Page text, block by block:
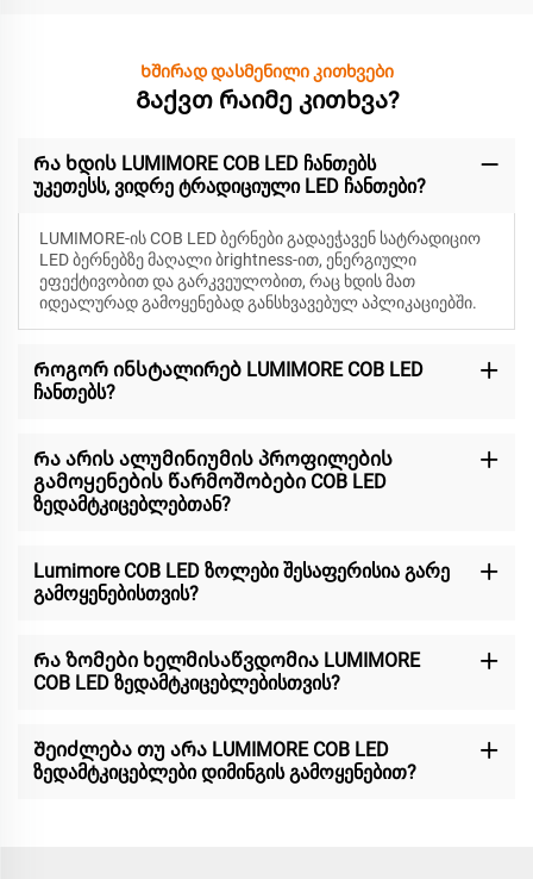
Ხშირად დასმენილი კითხვები
Გაქვთ რაიმე კითხვა?
Რა ხდის LUMIMORE COB LED ჩანთებს
უკეთესს, ვიდრე ტრადიციული LED ჩანთები?
LUMIMORE-ის COB LED ბერნები გადაეჭავენ სატრადიციო
LED ბერნებზე მაღალი ბrightness-ით, ენერგიული
ეფექტივობით და გარკვეულობით, რაც ხდის მათ
იდეალურად გამოყენებად განსხვავებულ აპლიკაციებში.
Როგორ ინსტალირებ LUMIMORE COB LED
ჩანთებს?
Რა არის ალუმინიუმის პროფილების
გამოყენების წარმოშობები COB LED
ზედამტკიცებლებთან?
Lumimore COB LED ზოლები შესაფერისია გარე
გამოყენებისთვის?
Რა ზომები ხელმისაწვდომია LUMIMORE
COB LED ზედამტკიცებლებისთვის?
Შეიძლება თუ არა LUMIMORE COB LED
ზედამტკიცებლები დიმინგის გამოყენებით?